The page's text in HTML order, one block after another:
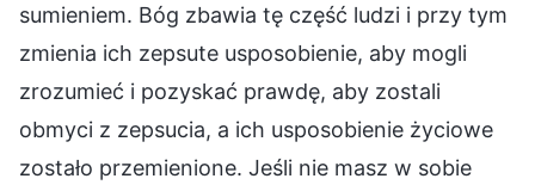
sumieniem. Bóg zbawia tę część ludzi i przy tym
zmienia ich zepsute usposobienie, aby mogli
zrozumieć i pozyskać prawdę, aby zostali
obmyci z zepsucia, a ich usposobienie życiowe
zostało przemienione. Jeśli nie masz w sobie